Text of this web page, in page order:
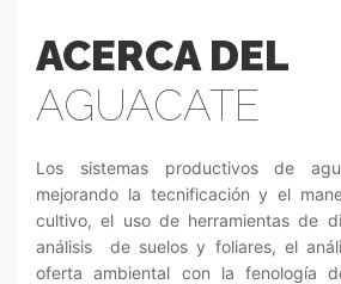
ACERCA DEL
AGUACATE
Los sistemas productivos de
mejorando la tecnificación y el
cultivo, el uso de herramientas de
análisis de suelos y foliares, el
oferta ambiental con la fenología